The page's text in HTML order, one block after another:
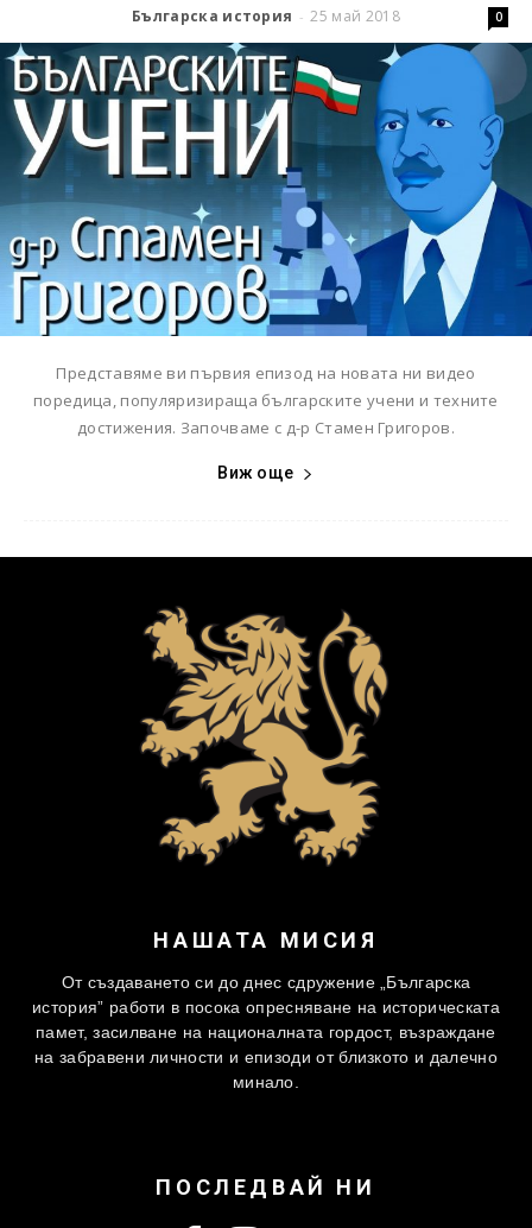
Българска история - 25 май 2018 0
Представяме ви първия епизод на новата ни видео
поредица, популяризираща българските учени и техните
достижения. Започваме с д-р Стамен Григоров.
Виж още
НАШАТА МИСИЯ
От създаването си до днес сдружение „Българска
история” работи в посока опресняване на историческата
памет, засилване на националната гордост, възраждане
на забравени личности и епизоди от близкото и далечно
минало.
ПОСЛЕДВАЙ НИ